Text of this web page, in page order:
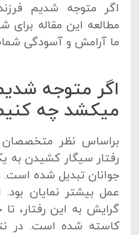
اگر متوجه شدیم
مطالعه این مقاله
ما آرامش و آسودگی
اگر متوجه
میکشد چه
براساس نظر متخصصان
رفتار سیگار کشیدن به
جوانان تبدیل شده است.
عمل بیشتر نمایان بود.
گرایش به این رفتار،
کاسته شده است. در